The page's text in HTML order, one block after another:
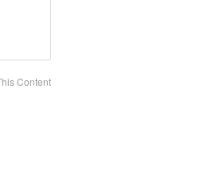
Content